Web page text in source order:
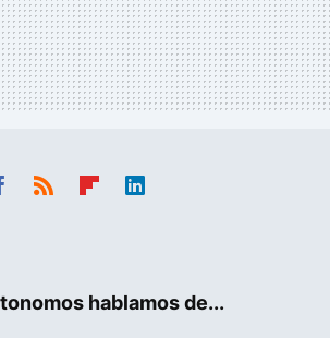
hablamos de...